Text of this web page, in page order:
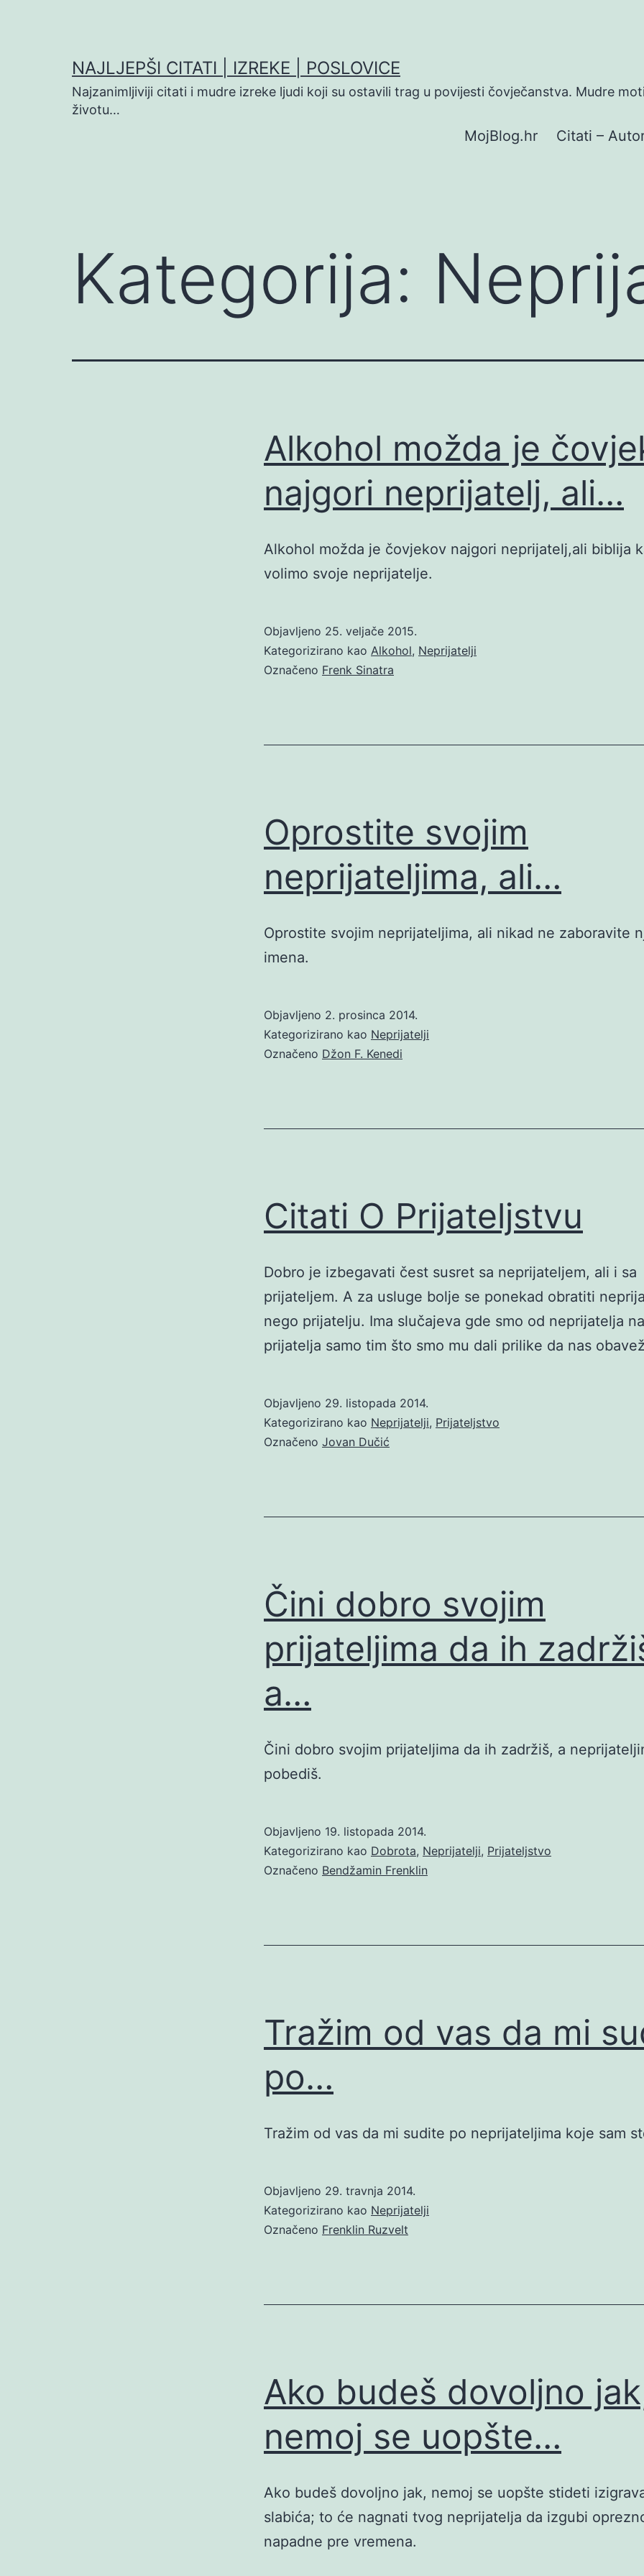
NAJLJEPŠI CITATI | IZREKE | POSLOVICE
Najzanimljiviji citati i mudre izreke ljudi koji su ostavili trag u povijesti čovječanstva. Mudre
životu…
MojBlog.hr Citati –
Kategorija:
Alkohol možda je
najgori neprijatelj, ali…
Alkohol možda je čovjekov najgori neprijatelj,ali biblija
volimo svoje neprijatelje.
Objavljeno 25. veljače 2015.
Kategorizirano kao Alkohol, Neprijatelji
Označeno Frenk Sinatra
Oprostite svojim
neprijateljima, ali…
Oprostite svojim neprijateljima, ali nikad ne zaboravite
imena.
Objavljeno 2. prosinca 2014.
Kategorizirano kao Neprijatelji
Označeno Džon F. Kenedi
Citati O Prijateljstvu
Dobro je izbegavati čest susret sa neprijateljem, ali i sa
prijateljem. A za usluge bolje se ponekad obratiti
nego prijatelju. Ima slučajeva gde smo od neprijatelja
prijatelja samo tim što smo mu dali prilike da nas
Objavljeno 29. listopada 2014.
Kategorizirano kao Neprijatelji, Prijateljstvo
Označeno Jovan Dučić
Čini dobro svojim
prijateljima da ih
a…
Čini dobro svojim prijateljima da ih zadržiš, a
pobediš.
Objavljeno 19. listopada 2014.
Kategorizirano kao Dobrota, Neprijatelji, Prijateljstvo
Označeno Bendžamin Frenklin
Tražim od vas da mi
po…
Tražim od vas da mi sudite po neprijateljima koje sam
Objavljeno 29. travnja 2014.
Kategorizirano kao Neprijatelji
Označeno Frenklin Ruzvelt
Ako budeš dovoljno
nemoj se uopšte…
Ako budeš dovoljno jak, nemoj se uopšte stideti
slabića; to će nagnati tvog neprijatelja da izgubi
napadne pre vremena.